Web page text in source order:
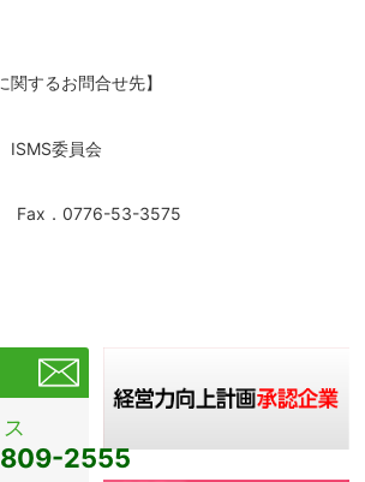
関するお問合せ先】
委員会
Fax．0776-53-3575
2555